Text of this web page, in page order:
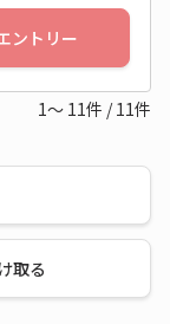
ントリー
1～ 11件 / 11件
取る